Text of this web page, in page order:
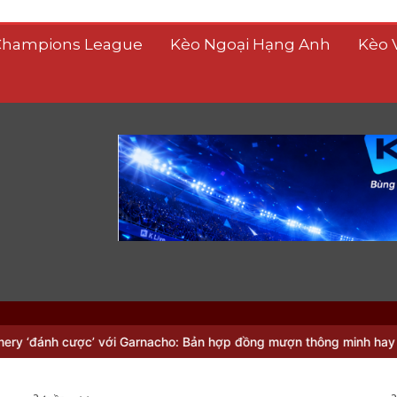
League Kèo Ngoại Hạng Anh Kèo
Bản hợp đồng mượn thông minh hay canh bạc lớn? Bruno